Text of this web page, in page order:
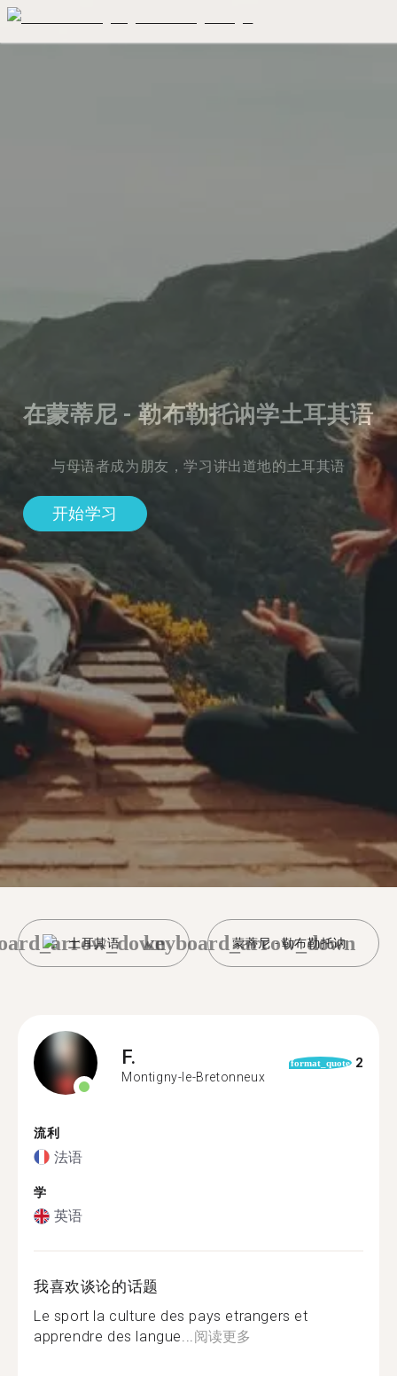
在蒙蒂尼 - 勒布勒托讷学土耳其语
与母语者成为朋友，学习讲出道地的土耳其语
开始学习
土耳其语 蒙蒂尼 - 勒布勒托讷
keyboard_arrow_down
F.
Montigny-le-Bretonneux
format_quote 2
流利
法语
学
英语
我喜欢谈论的话题
Le sport la culture des pays etrangers et
apprendre des langue...阅读更多